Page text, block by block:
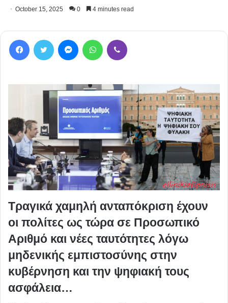
October 15, 2025 0 4 minutes read
Facebook Twitter MessengerWhatsApp
Τραγικά χαμηλή ανταπόκριση έχουν
οι πολίτες ως τώρα σε Προσωπικό
Αριθμό και νέες ταυτότητες λόγω
μηδενικής εμπιστοσύνης στην
κυβέρνηση και την ψηφιακή τους
ασφάλεια…